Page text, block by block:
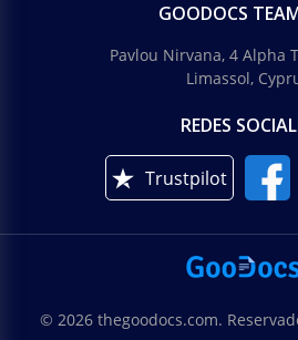
GOODOCS
Pavlou Nirvana, 4 Alpha
Limassol,
REDES
Trustpilot
© 2026 thegoodocs.com.